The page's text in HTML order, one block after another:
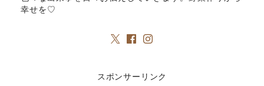
幸せを♡
スポンサーリンク